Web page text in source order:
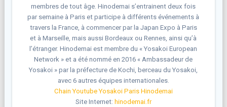
membres de tout âge. Hinodemai s’entrainent deux fois
par semaine à Paris et participe à différents événements à
travers la France, à commencer par la Japan Expo à Paris
et à Marseille, mais aussi Bordeaux ou Rennes, ainsi qu’à
l’étranger. Hinodemai est membre du « Yosakoi European
Network » et a été nommé en 2016 « Ambassadeur de
Yosakoi » par la préfecture de Kochi, berceau du Yosakoi,
avec 6 autres équipes internationales.
Chain Youtube Yosakoi Paris Hinodemai
Site Internet: hinodemai.fr